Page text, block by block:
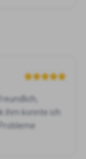
konnte ich